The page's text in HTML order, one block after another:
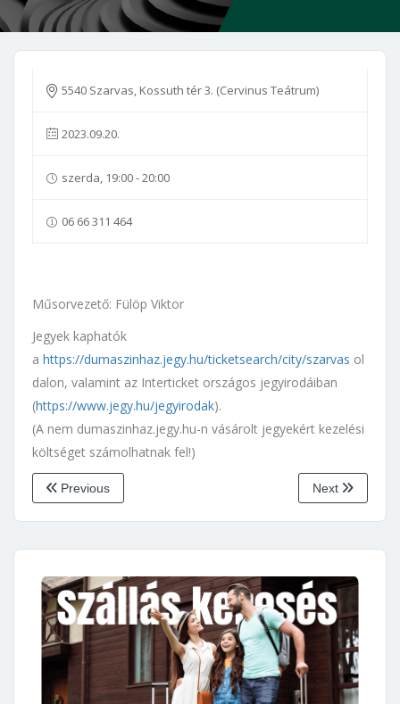
5540 Szarvas, Kossuth tér 3. (Cervinus Teátrum)
2023.09.20.
szerda, 19:00 - 20:00
06 66 311 464
Műsorvezető: Fülöp Viktor
Jegyek kaphatók
a https://dumaszinhaz.jegy.hu/ticketsearch/city/szarvas ol
dalon, valamint az Interticket országos jegyirodáiban
(https://www.jegy.hu/jegyirodak).
(A nem dumaszinhaz.jegy.hu-n vásárolt jegyekért kezelési
költséget számolhatnak fel!)
Previous Next